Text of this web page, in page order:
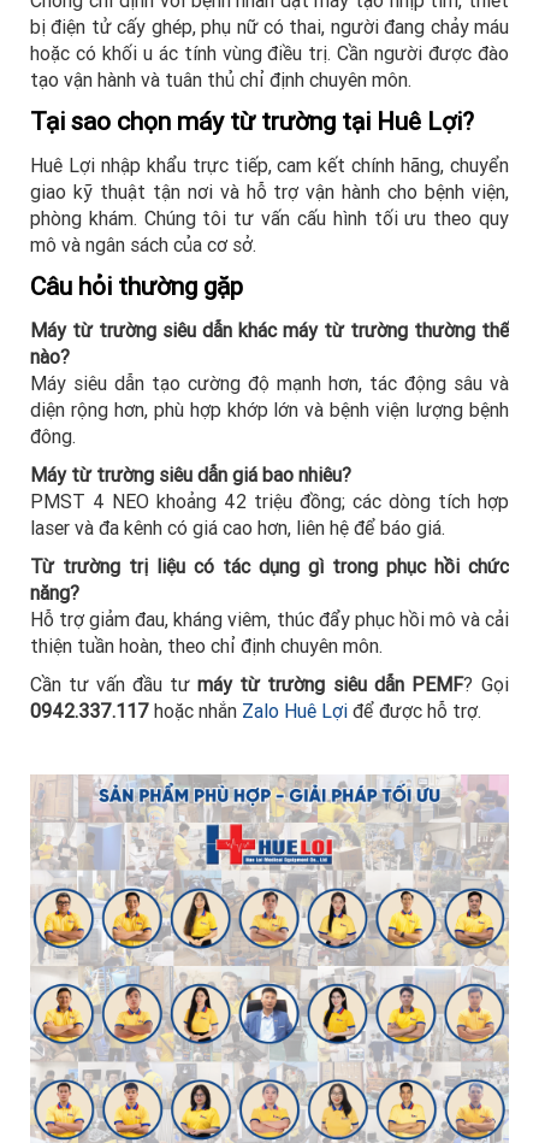
bị điện tử cấy ghép, phụ nữ có thai, người đang chảy máu
hoặc có khối u ác tính vùng điều trị. Cần người được đào
tạo vận hành và tuân thủ chỉ định chuyên môn.
Tại sao chọn máy từ trường tại Huê Lợi?
Huê Lợi nhập khẩu trực tiếp, cam kết chính hãng, chuyển
giao kỹ thuật tận nơi và hỗ trợ vận hành cho bệnh viện,
phòng khám. Chúng tôi tư vấn cấu hình tối ưu theo quy
mô và ngân sách của cơ sở.
Câu hỏi thường gặp
Máy từ trường siêu dẫn khác máy từ trường thường thế
nào?
Máy siêu dẫn tạo cường độ mạnh hơn, tác động sâu và
diện rộng hơn, phù hợp khớp lớn và bệnh viện lượng bệnh
đông.
Máy từ trường siêu dẫn giá bao nhiêu?
PMST 4 NEO khoảng 42 triệu đồng; các dòng tích hợp
laser và đa kênh có giá cao hơn, liên hệ để báo giá.
Từ trường trị liệu có tác dụng gì trong phục hồi chức
năng?
Hỗ trợ giảm đau, kháng viêm, thúc đẩy phục hồi mô và cải
thiện tuần hoàn, theo chỉ định chuyên môn.
Cần tư vấn đầu tư máy từ trường siêu dẫn PEMF? Gọi
0942.337.117 hoặc nhắn Zalo Huê Lợi để được hỗ trợ.